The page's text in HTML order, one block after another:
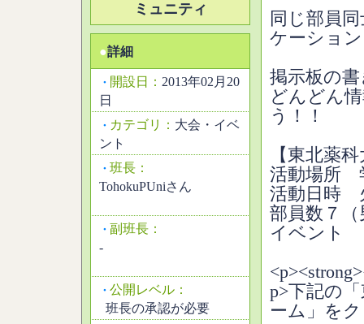
ミュニティ
●詳細
・ 開設日： 2013年02月20
日
・ カテゴリ： 大会・イベ
ント
・ 班長：
TohokuPUniさん
・ 副班長：
-
・ 公開レベル：
班長の承認が必要
同じ部員
ケーショ
掲示板の
どんどん
う！！
【東北薬
活動場所
活動日時
部員数７
イベント
p>下記の
ーム」を